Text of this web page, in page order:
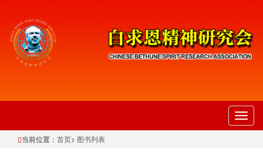
切
换
当前位置： 首页> 图书列表